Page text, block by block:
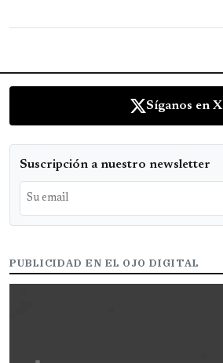
Síganos en X
Suscripción a nuestro newsletter
PUBLICIDAD EN EL OJO DIGITAL